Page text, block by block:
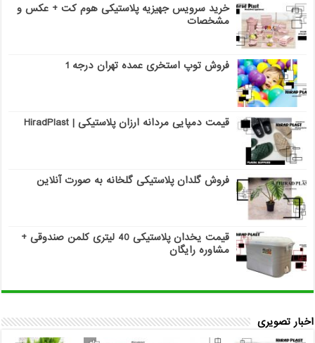
خرید سرویس جهیزیه پلاستیکی هوم کت + عکس و
مشخصات
فروش توپ استخری عمده تهران درجه 1
قیمت دمپایی مردانه ارزان پلاستیکی | HiradPlast
فروش گلدان پلاستیکی گلخانه به صورت آنلاین
قیمت یخدان پلاستیکی 40 لیتری کلمن صندوقی +
مشاوره رایگان
اخبار تصویری